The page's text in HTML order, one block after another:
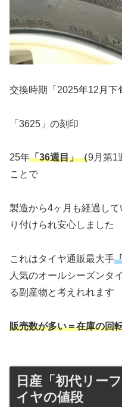
交換時期「2025年12月下
「3625」の刻印
25年「36週目」（9月第1
ことで
製造から4ヶ月も経過し
り付けられ安心しました
これはタイヤ通販最大手
人気のオールシーズンタ
る副産物と考えれれます
販売数が多い＝在庫の回
日産「初代リー
イヤの値段